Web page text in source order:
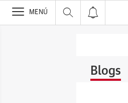
>
MENÚ
Blogs